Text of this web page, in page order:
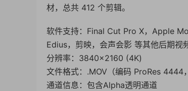
材，总共 412 个剪辑。
软件支持：Final Cut Pro X，Apple
Edius，剪映，会声会影 等其他后期视
分辨率：3840×2160 (4K)
文件格式：.MOV（编码 ProRes 4444
通道信息：包含Alpha透明通道